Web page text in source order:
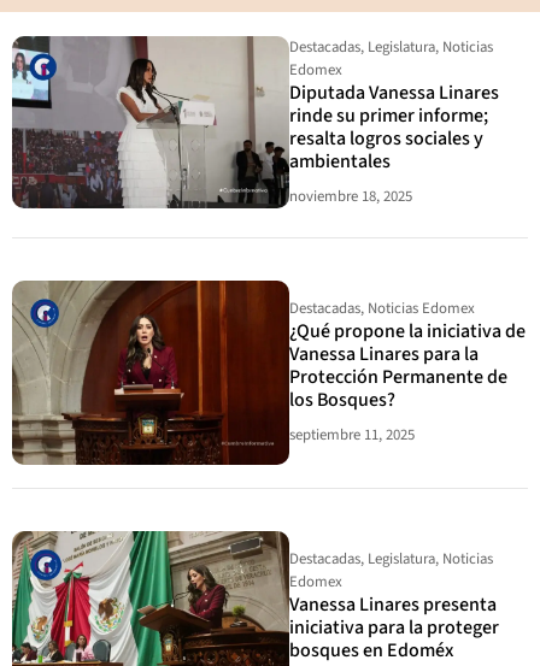
Destacadas, Legislatura, Noticias
Edomex
Diputada Vanessa Linares
rinde su primer informe;
resalta logros sociales y
ambientales
noviembre 18, 2025
Destacadas, Noticias Edomex
¿Qué propone la iniciativa de
Vanessa Linares para la
Protección Permanente de
los Bosques?
septiembre 11, 2025
Destacadas, Legislatura, Noticias
Edomex
Vanessa Linares presenta
iniciativa para la proteger
bosques en Edoméx